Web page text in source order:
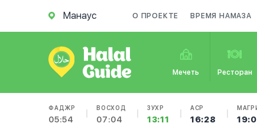
Манаус О ПРОЕКТЕ ВРЕМЯ НАМАЗА
Мечеть Ресторан
ФАДЖР
05:54
ВОСХОД
07:04
ЗУХР
13:11
АСР
16:28